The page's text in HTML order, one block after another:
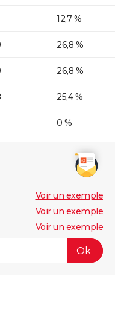
12,7 %
26,8 %
26,8 %
25,4 %
0 %
Voir un exemple
Voir un exemple
Voir un exemple